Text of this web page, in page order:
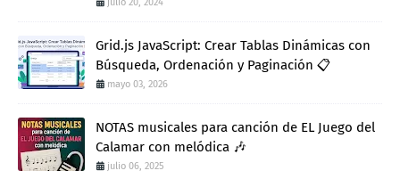
julio 20, 2024
Grid.js JavaScript: Crear Tablas Dinámicas con
Búsqueda, Ordenación y Paginación 📋
mayo 03, 2026
NOTAS musicales para canción de EL Juego del
Calamar con melódica 🎶
julio 06, 2025